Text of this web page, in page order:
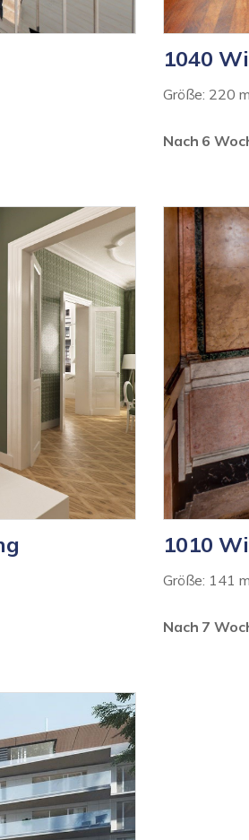
1040
Größe: 220
Nach 6
1010
Größe: 141
Nach 7